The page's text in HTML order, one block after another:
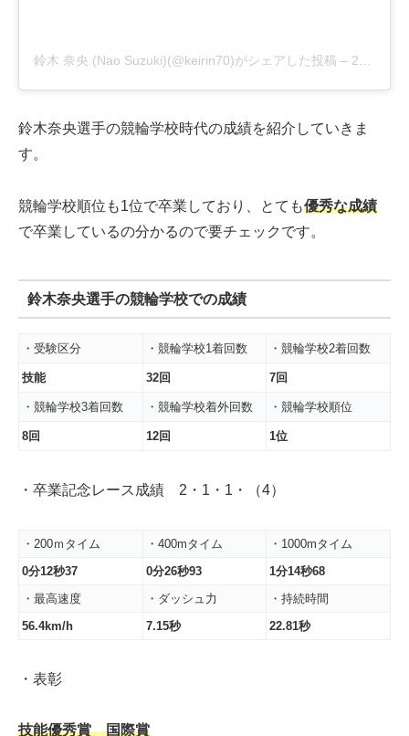
鈴木 奈央 (Nao Suzuki)(@keirin70)がシェアした投稿 – 2020年 4月月1日午後9時04分PDT
鈴木奈央選手の競輪学校時代の成績を紹介していきま
す。
競輪学校順位も1位で卒業しており、とても優秀な成績
で卒業しているの分かるので要チェックです。
鈴木奈央選手の競輪学校での成績
・受験区分 ・競輪学校1着回数 ・競輪学校2着回数
技能 32回 7回
・競輪学校3着回数 ・競輪学校着外回数 ・競輪学校順位
8回 12回 1位
・卒業記念レース成績 2・1・1・（4）
・200ｍタイム ・400mタイム
・1000mタイム
0分12秒37
0分26秒93
1分14秒68
・最高速度
・ダッシュ力
・持続時間
56.4km/h
7.15秒 22.81秒
・表彰
技能優秀賞 国際賞